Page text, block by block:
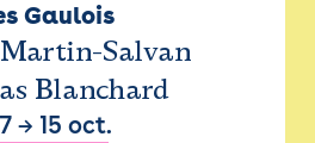
Gaulois
Salvan
Blanchard
→ 15 oct.